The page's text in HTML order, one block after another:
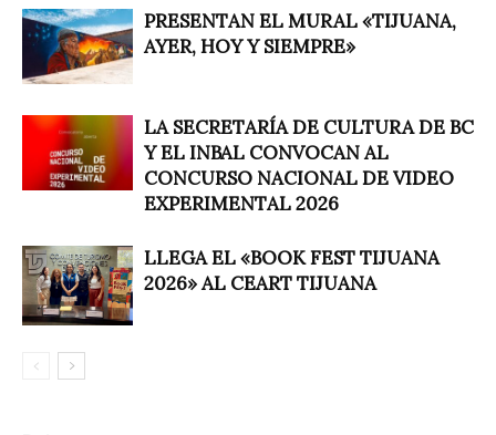
PRESENTAN EL MURAL «TIJUANA,
AYER, HOY Y SIEMPRE»
LA SECRETARÍA DE CULTURA DE BC
Y EL INBAL CONVOCAN AL
CONCURSO NACIONAL DE VIDEO
EXPERIMENTAL 2026
LLEGA EL «BOOK FEST TIJUANA
2026» AL CEART TIJUANA